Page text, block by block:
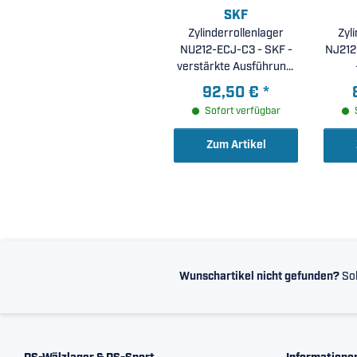
SKF
Zylinderrollenlager
NU212-ECJ-C3 - SKF -
verstärkte Ausführung,
Käfig aus Stahlblech,
rollkörpergeführt,
erhöhte radiale
Lagerluft C3 (
60x110x22mm )
92,50 € *
Sofort verfügbar
Zum Artikel
Wunschartikel nicht gefunden?